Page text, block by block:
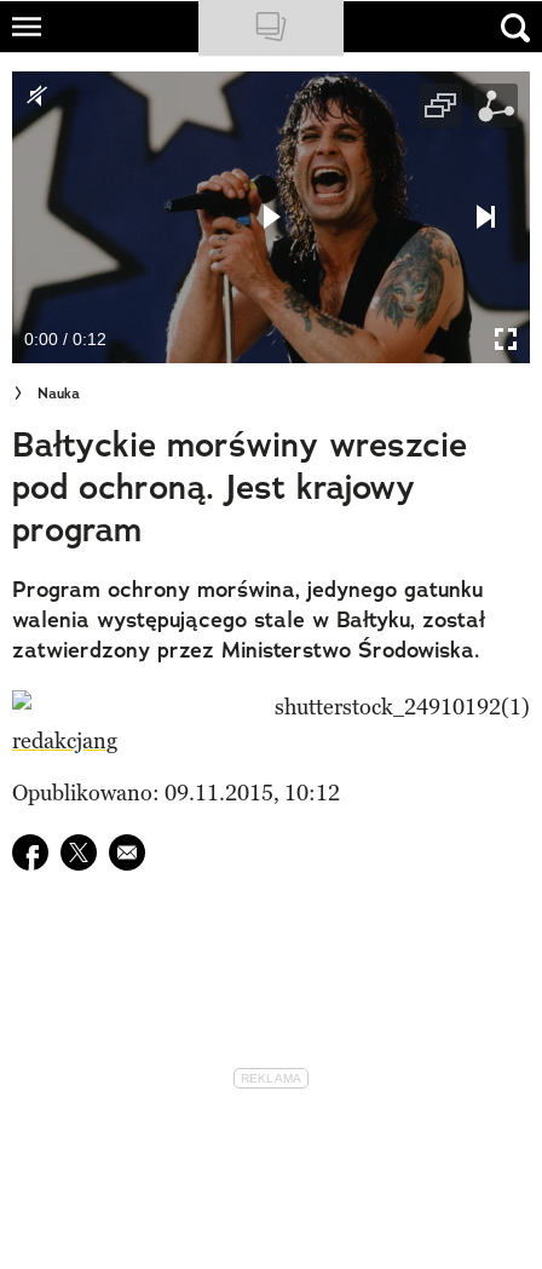
Skip
main
content
NATIONAL GEOGRAPHIC
TRAVELER
PODCASTY
Newsletter
Cuda Polski
Wielki Konkurs Fotograficzny
Trendbook Podróżniczy
Polecane
0:00 / 0:12
Nauka
Bałtyckie morświny wreszcie
pod ochroną. Jest krajowy
program
Program ochrony morświna, jedynego gatunku
walenia występującego stale w Bałtyku, został
zatwierdzony przez Ministerstwo Środowiska.
redakcjang
Opublikowano: 09.11.2015, 10:12
Udostępnij na facebook
Udostępnij na twitter
E-mail do przyjaciela